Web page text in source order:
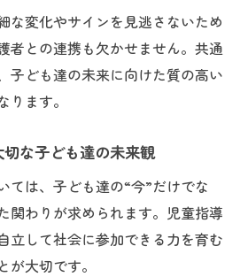
な変化やサインを見逃さないため
者との連携も欠かせません。共通
子ども達の未来に向けた質の高い
ます。
な子ども達の未来観
ては、子ども達の“今”だけでな
関わりが求められます。児童指導
立して社会に参加できる力を育む
が大切です。